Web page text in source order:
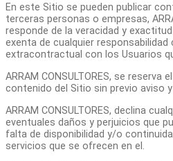
En este Sitio se pueden publicar
terceras personas o empresas,
responde de la veracidad y
exenta de cualquier
extracontractual con los Usuarios
ARRAM CONSULTORES, se reserva
contenido del Sitio sin previo aviso
ARRAM CONSULTORES, declina
eventuales daños y perjuicios que
falta de disponibilidad y/o
servicios que se ofrecen en el.